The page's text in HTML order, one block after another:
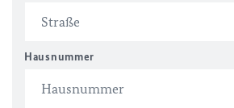
Hausnummer